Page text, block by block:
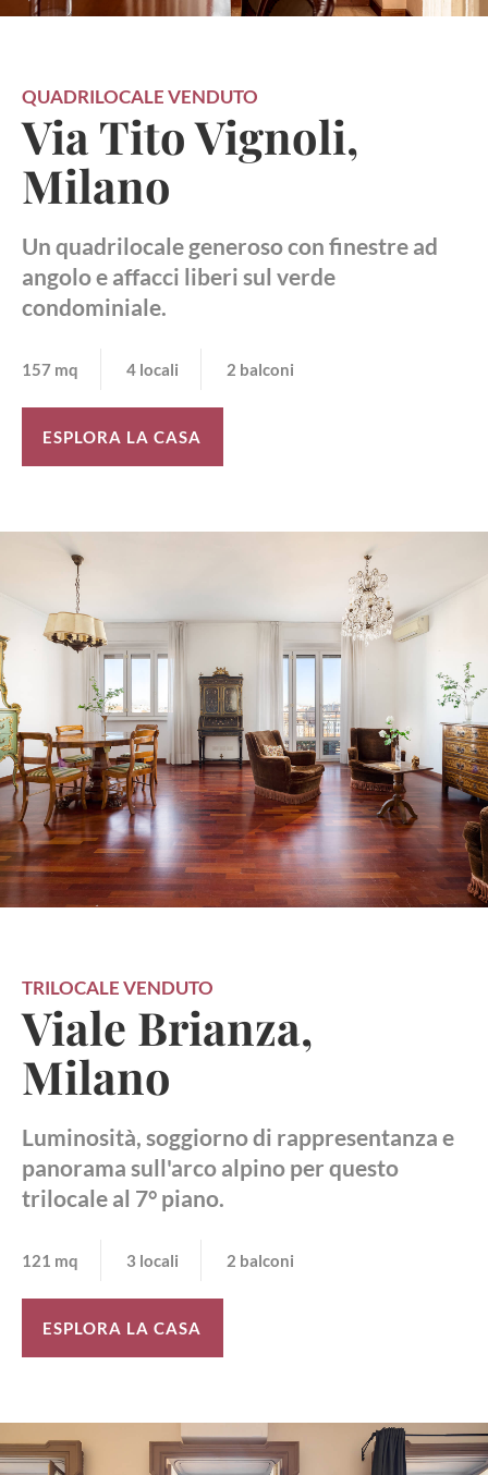
QUADRILOCALEVENDUTO
Via Tito Vignoli,
Milano
Un quadrilocale generoso con finestre ad
angolo e affacci liberi sul verde
condominiale.
157 mq 4 locali 2 balconi
ESPLORA LA CASA
TRILOCALEVENDUTO
Viale Brianza,
Milano
Luminosità, soggiorno di rappresentanza e
panorama sull'arco alpino per questo
trilocale al 7° piano.
121 mq 3 locali 2 balconi
ESPLORA LA CASA